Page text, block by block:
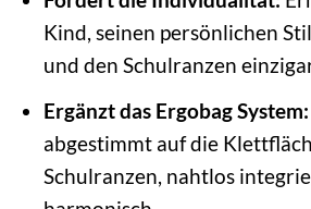
Kind, seinen persönlichen
und den Schulranzen
Ergänzt das Ergobag System:
abgestimmt auf die
Schulranzen, nahtlos